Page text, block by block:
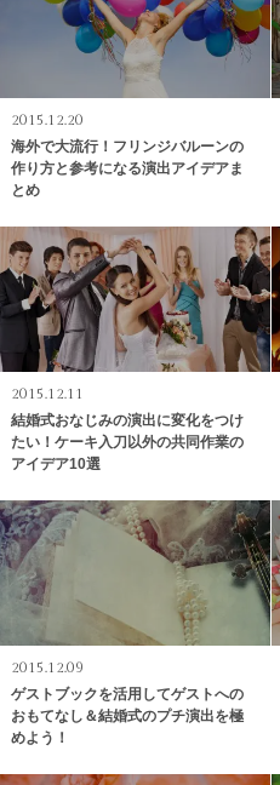
2015.12.20
海外で大流行！フリンジバルーンの
作り方と参考になる演出アイデアま
とめ
2015.12.11
結婚式おなじみの演出に変化をつけ
たい！ケーキ入刀以外の共同作業の
アイデア10選
2015.12.09
ゲストブックを活用してゲストへの
おもてなし＆結婚式のプチ演出を極
めよう！